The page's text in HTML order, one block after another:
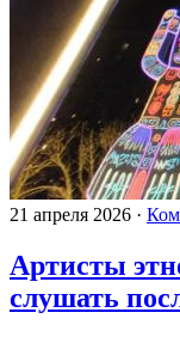
21 апреля 2026 ·
Артисты
слушать